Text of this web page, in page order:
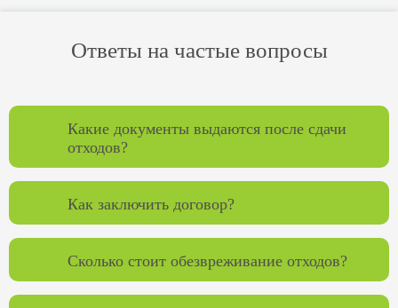
Ответы на частые вопросы
Какие документы выдаются после сдачи
отходов?
Как заключить договор?
Сколько стоит обезвреживание отходов?